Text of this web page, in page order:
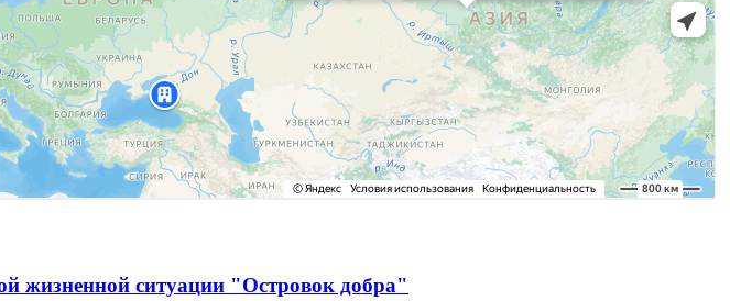
жизненной ситуации "Островок добра"